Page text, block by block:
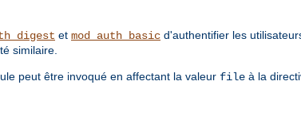
et mod_auth_basic d'authentifier les
similaire.
peut être invoqué en affectant la valeur file à la